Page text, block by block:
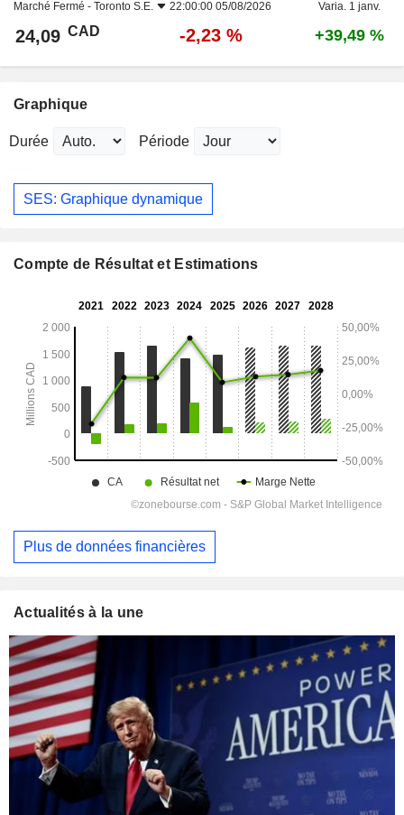
Marché Fermé - Toronto S.E. 22:00:00 05/08/2026 Varia. 1 janv.
24,09 CAD -2,23 % +39,49 %
Graphique
Durée Période
SES: Graphique dynamique
Compte de Résultat et Estimations
Plus de données financières
Actualités à la une